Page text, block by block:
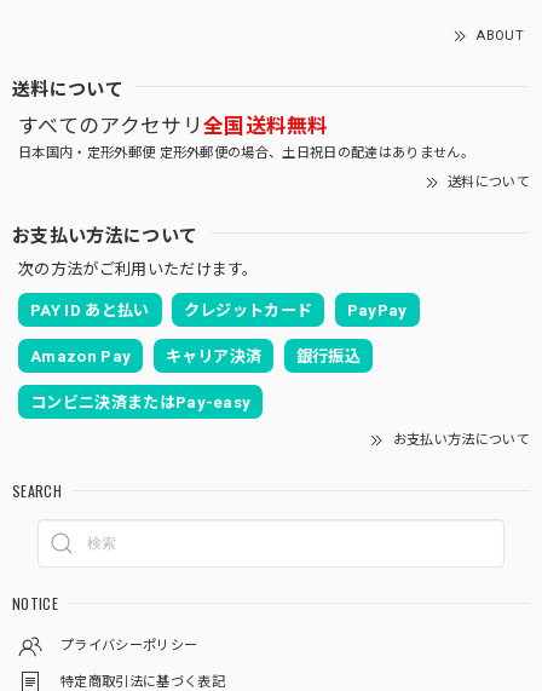
ABOUT
送料について
すべてのアクセサリ 全国送料無料
日本国内・定形外郵便 定形外郵便の場合、土日祝日の配達はありません。
送料について
お支払い方法について
次の方法がご利用いただけます。
PAY ID あと払い クレジットカード PayPay
Amazon Pay キャリア決済 銀行振込
コンビニ決済またはPay-easy
お支払い方法について
SEARCH
NOTICE
プライバシーポリシー
特定商取引法に基づく表記